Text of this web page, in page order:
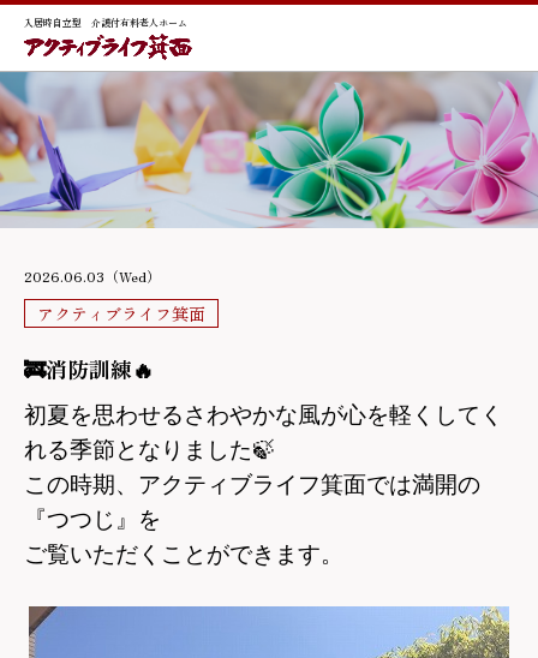
入居時自立型 介護付有料老人ホーム
2026.06.03（Wed）
アクティブライフ箕面
🚒消防訓練🔥
初夏を思わせるさわやかな風が心を軽くしてく
れる季節となりました🍃
この時期、アクティブライフ箕面では満開の
『つつじ』を
ご覧いただくことができます。